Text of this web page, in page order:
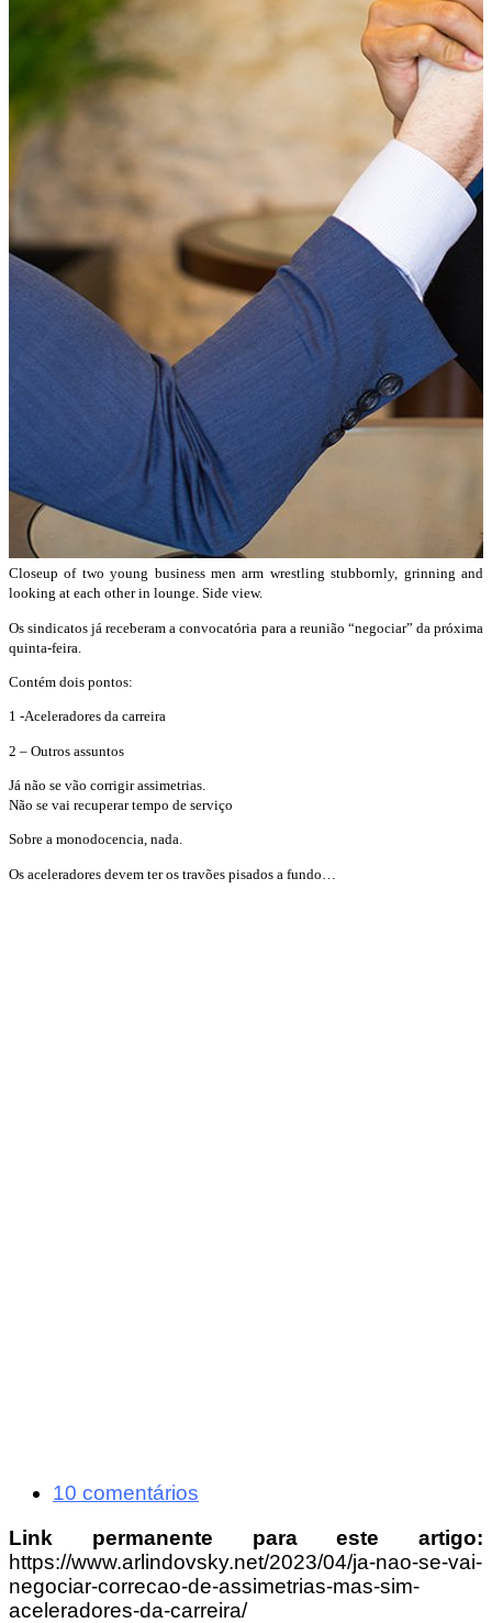
Closeup of two young business men arm wrestling stubbornly, grinning and
looking at each other in lounge. Side view.
Os sindicatos já receberam a convocatória para a reunião “negociar” da próxima
quinta-feira.
Contém dois pontos:
1 -Aceleradores da carreira
2 – Outros assuntos
Já não se vão corrigir assimetrias.
Não se vai recuperar tempo de serviço
Sobre a monodocencia, nada.
Os aceleradores devem ter os travões pisados a fundo…
10 comentários
Link permanente para este artigo:
https://www.arlindovsky.net/2023/04/ja-nao-se-vai-
negociar-correcao-de-assimetrias-mas-sim-
aceleradores-da-carreira/